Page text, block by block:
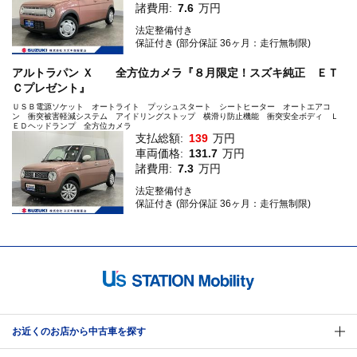
諸費用: 7.6 万円
法定整備付き
保証付き (部分保証 36ヶ月：走行無制限)
アルトラパン Ｘ 全方位カメラ『８月限定！スズキ純正 ＥＴ
Ｃプレゼント』
ＵＳＢ電源ソケット オートライト プッシュスタート シートヒーター オートエアコ
ン 衝突被害軽減システム アイドリングストップ 横滑り防止機能 衝突安全ボディ Ｌ
ＥＤヘッドランプ 全方位カメラ
支払総額: 139 万円
車両価格: 131.7 万円
諸費用: 7.3 万円
法定整備付き
保証付き (部分保証 36ヶ月：走行無制限)
お近くのお店から中古車を探す